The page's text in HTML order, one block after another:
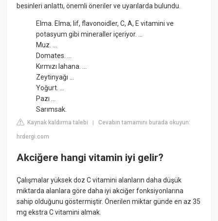
besinleri anlattı, önemli öneriler ve uyarılarda bulundu.
Elma. Elma; lif, flavonoidler, C, A, E vitamini ve
potasyum gibi mineraller içeriyor. ...
Muz. ...
Domates. ...
Kırmızı lahana. ...
Zeytinyağı ...
Yoğurt. ...
Pazı ...
Sarımsak.
Kaynak kaldırma talebi |Cevabın tamamını burada okuyun:
hrdergi.com
Akciğere hangi vitamin iyi gelir?
Çalışmalar yüksek doz C vitamini alanların daha düşük
miktarda alanlara göre daha iyi akciğer fonksiyonlarına
sahip olduğunu göstermiştir. Önerilen miktar günde en az 35
mg ekstra C vitamini almak.